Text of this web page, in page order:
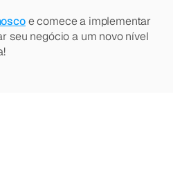
e comece a implementar
seu negócio a um novo nível